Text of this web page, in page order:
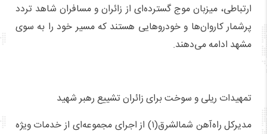
ارتباطی، میزبان موج گسترده‌ای از زائران و مسافران شاهد تردد
پرشمار کاروان‌ها و خودروهایی هستند که مسیر خود را به سوی
مشهد ادامه می‌دهند.
تمهیدات ریلی و سوخت برای زائران تشییع رهبر شهید
مدیرکل راه‌آهن شمالشرق(۱) از اجرای مجموعه‌ای از خدمات ویژه